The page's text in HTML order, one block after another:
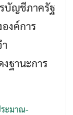
บัญชีภาครัฐ
งค์การ
ฐานะการ
ะมาณ-